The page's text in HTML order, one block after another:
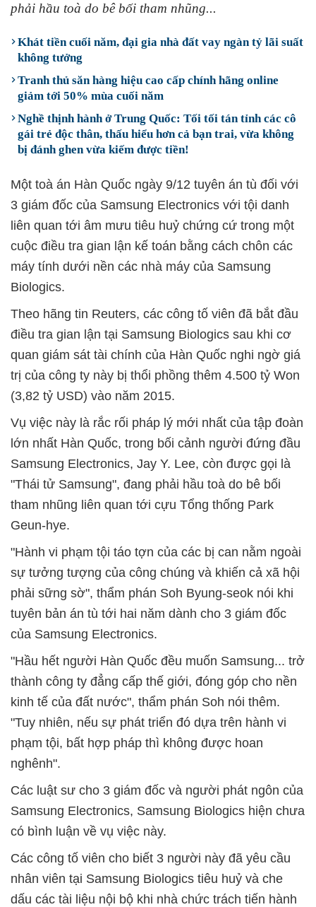
phải hầu toà do bê bối tham nhũng...
Khát tiền cuối năm, đại gia nhà đất vay ngàn tỷ lãi suất
không tưởng
Tranh thủ săn hàng hiệu cao cấp chính hãng online
giảm tới 50% mùa cuối năm
Nghề thịnh hành ở Trung Quốc: Tối tối tán tỉnh các cô
gái trẻ độc thân, thấu hiểu hơn cả bạn trai, vừa không
bị đánh ghen vừa kiếm được tiền!
Một toà án Hàn Quốc ngày 9/12 tuyên án tù đối với
3 giám đốc của Samsung Electronics với tội danh
liên quan tới âm mưu tiêu huỷ chứng cứ trong một
cuộc điều tra gian lận kế toán bằng cách chôn các
máy tính dưới nền các nhà máy của Samsung
Biologics.
Theo hãng tin Reuters, các công tố viên đã bắt đầu
điều tra gian lận tại Samsung Biologics sau khi cơ
quan giám sát tài chính của Hàn Quốc nghi ngờ giá
trị của công ty này bị thổi phồng thêm 4.500 tỷ Won
(3,82 tỷ USD) vào năm 2015.
Vụ việc này là rắc rối pháp lý mới nhất của tập đoàn
lớn nhất Hàn Quốc, trong bối cảnh người đứng đầu
Samsung Electronics, Jay Y. Lee, còn được gọi là
"Thái tử Samsung", đang phải hầu toà do bê bối
tham nhũng liên quan tới cựu Tổng thống Park
Geun-hye.
"Hành vi phạm tội táo tợn của các bị can nằm ngoài
sự tưởng tượng của công chúng và khiến cả xã hội
phải sững sờ", thẩm phán Soh Byung-seok nói khi
tuyên bản án tù tới hai năm dành cho 3 giám đốc
của Samsung Electronics.
"Hầu hết người Hàn Quốc đều muốn Samsung... trở
thành công ty đẳng cấp thế giới, đóng góp cho nền
kinh tế của đất nước", thẩm phán Soh nói thêm.
"Tuy nhiên, nếu sự phát triển đó dựa trên hành vi
phạm tội, bất hợp pháp thì không được hoan
nghênh".
Các luật sư cho 3 giám đốc và người phát ngôn của
Samsung Electronics, Samsung Biologics hiện chưa
có bình luận về vụ việc này.
Các công tố viên cho biết 3 người này đã yêu cầu
nhân viên tại Samsung Biologics tiêu huỷ và che
dấu các tài liệu nội bộ khi nhà chức trách tiến hành